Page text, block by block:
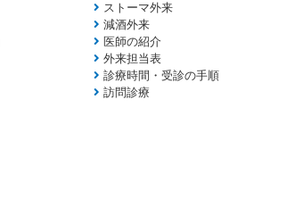
ストーマ外来
減酒外来
医師の紹介
外来担当表
診療時間・受診の手順
訪問診療